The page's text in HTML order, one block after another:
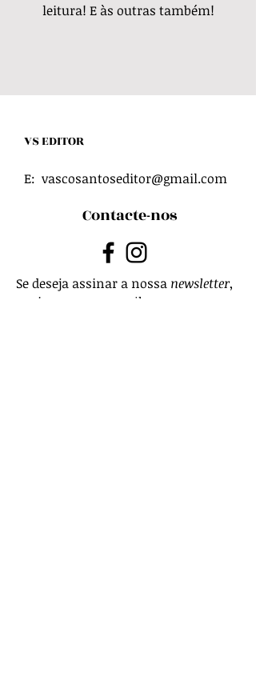
leitura! E às outras também!
VS EDITOR
E: vascosantoseditor@gmail.com
Contacte-nos
Se deseja assinar a nossa newsletter,
envie-nos um
e-mail